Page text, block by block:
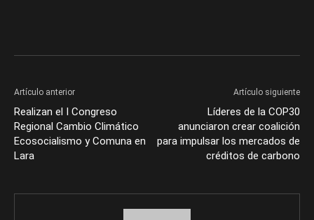
Artículo anterior
Realizan el I Congreso
Regional Cambio Climático
Ecosocialismo y Comuna en
Lara
Artículo siguiente
Líderes de la COP30
anunciaron crear coalición
para impulsar los mercados de
créditos de carbono